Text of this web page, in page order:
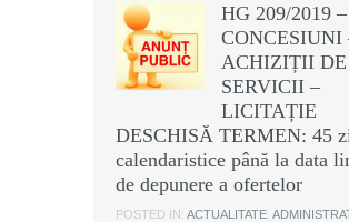
HG 209/2019 –
CONCESIUNI
ACHIZIȚII DE
SERVICII –
LICITAȚIE
DESCHISĂ TERMEN: 45
calendaristice până la data
de depunere a ofertelor
POSTED IN: ACTUALITATE